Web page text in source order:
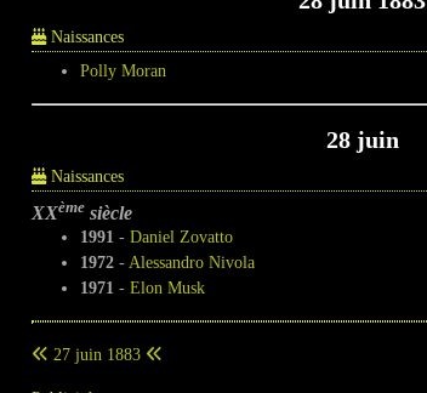
Naissances
Polly Moran
28 juin
Naissances
XXème siècle
1991 - Daniel Zovatto
1972 - Alessandro Nivola
1971 - Elon Musk
27 juin 1883